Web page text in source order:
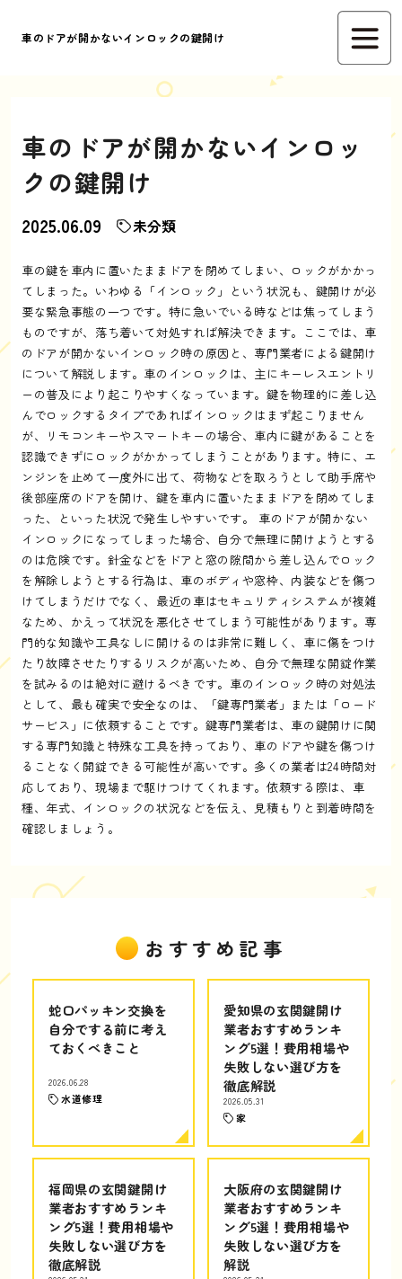
車のドアが開かないインロックの鍵開け
車のドアが開かないインロッ
クの鍵開け
2025.06.09 未分類
車の鍵を車内に置いたままドアを閉めてしまい、ロックがかかっ
てしまった。いわゆる「インロック」という状況も、鍵開けが必
要な緊急事態の一つです。特に急いでいる時などは焦ってしまう
ものですが、落ち着いて対処すれば解決できます。ここでは、車
のドアが開かないインロック時の原因と、専門業者による鍵開け
について解説します。車のインロックは、主にキーレスエントリ
ーの普及により起こりやすくなっています。鍵を物理的に差し込
んでロックするタイプであればインロックはまず起こりません
が、リモコンキーやスマートキーの場合、車内に鍵があることを
認識できずにロックがかかってしまうことがあります。特に、エ
ンジンを止めて一度外に出て、荷物などを取ろうとして助手席や
後部座席のドアを開け、鍵を車内に置いたままドアを閉めてしま
った、といった状況で発生しやすいです。 車のドアが開かない
インロックになってしまった場合、自分で無理に開けようとする
のは危険です。針金などをドアと窓の隙間から差し込んでロック
を解除しようとする行為は、車のボディや窓枠、内装などを傷つ
けてしまうだけでなく、最近の車はセキュリティシステムが複雑
なため、かえって状況を悪化させてしまう可能性があります。専
門的な知識や工具なしに開けるのは非常に難しく、車に傷をつけ
たり故障させたりするリスクが高いため、自分で無理な開錠作業
を試みるのは絶対に避けるべきです。車のインロック時の対処法
として、最も確実で安全なのは、「鍵専門業者」または「ロード
サービス」に依頼することです。鍵専門業者は、車の鍵開けに関
する専門知識と特殊な工具を持っており、車のドアや鍵を傷つけ
ることなく開錠できる可能性が高いです。多くの業者は24時間対
応しており、現場まで駆けつけてくれます。依頼する際は、車
種、年式、インロックの状況などを伝え、見積もりと到着時間を
確認しましょう。
おすすめ記事
蛇口パッキン交換を
自分でする前に考え
ておくべきこと
2026.06.28
水道修理
愛知県の玄関鍵開け
業者おすすめランキ
ング5選！費用相場や
失敗しない選び方を
徹底解説
2026.05.31
家
福岡県の玄関鍵開け
業者おすすめランキ
ング5選！費用相場や
失敗しない選び方を
徹底解説
大阪府の玄関鍵開け
業者おすすめランキ
ング5選！費用相場や
失敗しない選び方を
解説